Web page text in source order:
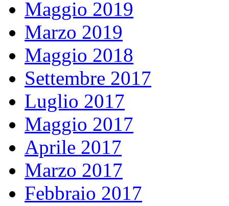
Maggio 2019
Marzo 2019
Maggio 2018
Settembre 2017
Luglio 2017
Maggio 2017
Aprile 2017
Marzo 2017
Febbraio 2017